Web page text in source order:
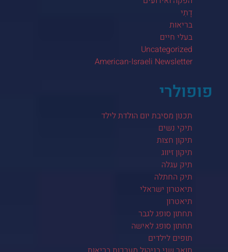
דָתִי
בריאות
בעלי חיים
Uncategorized
American-Israeli Newsletter
פופולרי
תכנון מסיבת יום הולדת לילד
תיקי נשים
תיקון חצות
תיקון זיווג
תיק עגלה
תיק החתלה
תיאטרון ישראלי
תיאטרון
תחתון סופג לגבר
תחתון סופג לאישה
תופים לילדים